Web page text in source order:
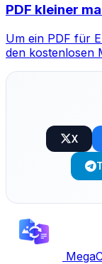
PDF kleiner
Um ein PDF für
den kostenlosen
X